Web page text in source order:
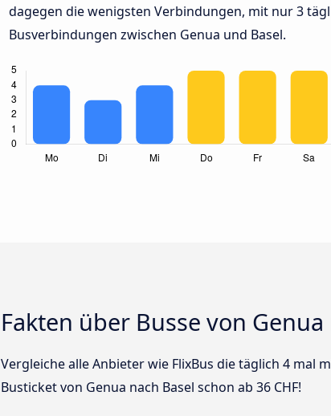
dagegen die wenigsten Verbindungen, mit nur 3
Busverbindungen zwischen Genua und Basel.
Fakten über Busse von Genua
Vergleiche alle Anbieter wie FlixBus die täglich 4 mal
Busticket von Genua nach Basel schon ab 36 CHF!